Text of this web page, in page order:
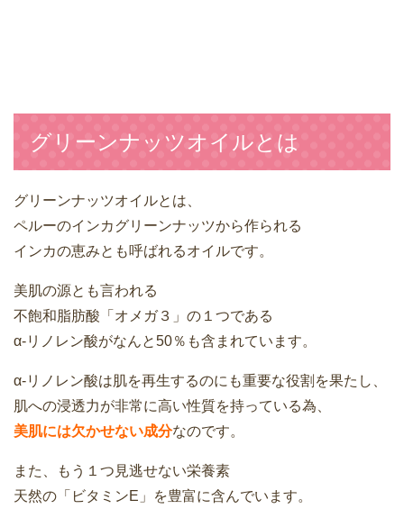
グリーンナッツオイルとは
グリーンナッツオイルとは、
ペルーのインカグリーンナッツから作られる
インカの恵みとも呼ばれるオイルです。
美肌の源とも言われる
不飽和脂肪酸「オメガ３」の１つである
α-リノレン酸がなんと50％も含まれています。
α-リノレン酸は肌を再生するのにも重要な役割を果たし、
肌への浸透力が非常に高い性質を持っている為、
美肌には欠かせない成分なのです。
また、もう１つ見逃せない栄養素
天然の「ビタミンE」を豊富に含んでいます。